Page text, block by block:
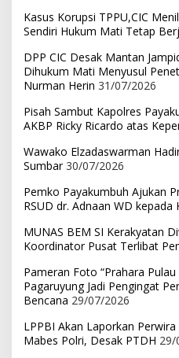
Kasus Korupsi TPPU,CIC
Sendiri Hukum Mati Tetap
DPP CIC Desak Mantan
Dihukum Mati Menyusul
Nurman Herin 31/07/2026
Pisah Sambut Kapolres
AKBP Ricky Ricardo atas
Wawako Elzadaswarman
Sumbar 30/07/2026
Pemko Payakumbuh Ajukan
RSUD dr. Adnaan WD kepada
MUNAS BEM SI Kerakyatan
Koordinator Pusat Terlibat
Pameran Foto “Prahara
Pagaruyung Jadi Pengingat
Bencana 29/07/2026
LPPBI Akan Laporkan
Mabes Polri, Desak PTDH 29/